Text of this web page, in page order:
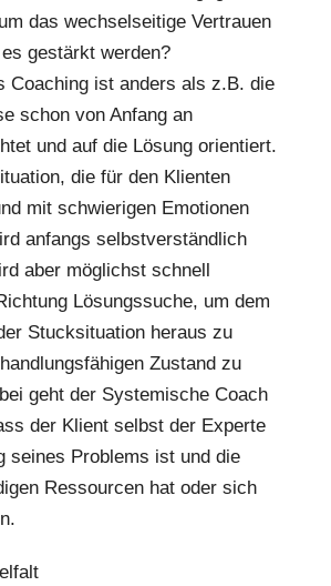
das wechselseitige Vertrauen
gestärkt werden?
Coaching ist anders als z.B. die
schon von Anfang an
und auf die Lösung orientiert.
die für den Klienten
mit schwierigen Emotionen
anfangs selbstverständlich
aber möglichst schnell
Lösungssuche, um dem
Stucksituation heraus zu
Zustand zu
geht der Systemische Coach
der Klient selbst der Experte
seines Problems ist und die
Ressourcen hat oder sich